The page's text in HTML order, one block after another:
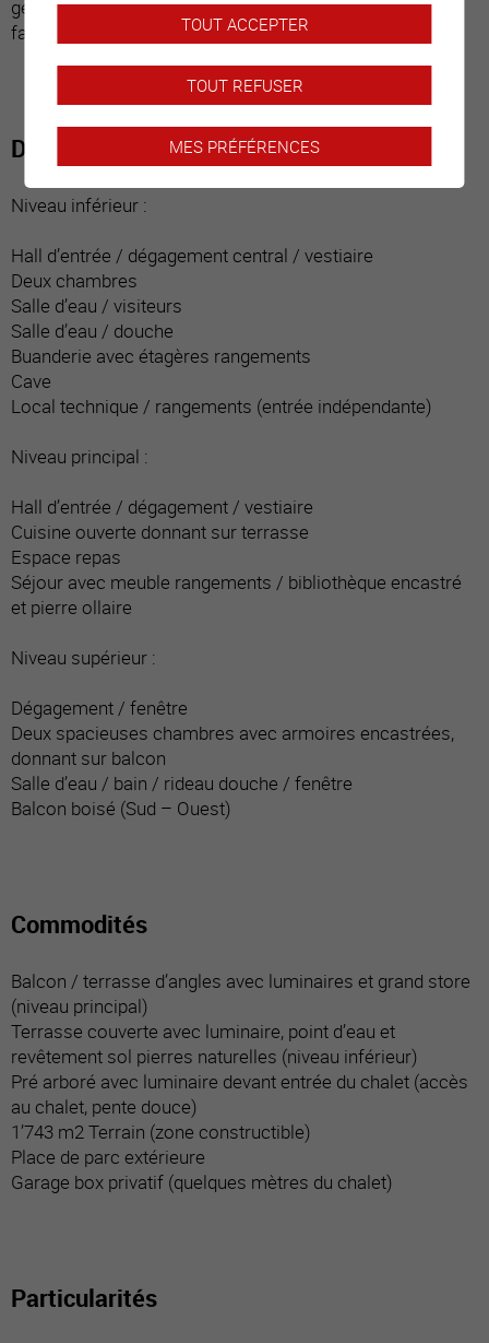
géothermie a été installé. Ce bien est idéal pour une
famille.
Distribution du bien
Niveau inférieur :
Hall d’entrée / dégagement central / vestiaire
Deux chambres
Salle d’eau / visiteurs
Salle d’eau / douche
Buanderie avec étagères rangements
Cave
Local technique / rangements (entrée indépendante)
Niveau principal :
Hall d’entrée / dégagement / vestiaire
Cuisine ouverte donnant sur terrasse
Espace repas
Séjour avec meuble rangements / bibliothèque encastré
et pierre ollaire
Niveau supérieur :
Dégagement / fenêtre
Deux spacieuses chambres avec armoires encastrées,
donnant sur balcon
Salle d’eau / bain / rideau douche / fenêtre
Balcon boisé (Sud – Ouest)
Commodités
Balcon / terrasse d’angles avec luminaires et grand store
(niveau principal)
Terrasse couverte avec luminaire, point d’eau et
revêtement sol pierres naturelles (niveau inférieur)
Pré arboré avec luminaire devant entrée du chalet (accès
au chalet, pente douce)
1’743 m2 Terrain (zone constructible)
Place de parc extérieure
Garage box privatif (quelques mètres du chalet)
Particularités
TOUT ACCEPTER
TOUT REFUSER
MES PRÉFÉRENCES